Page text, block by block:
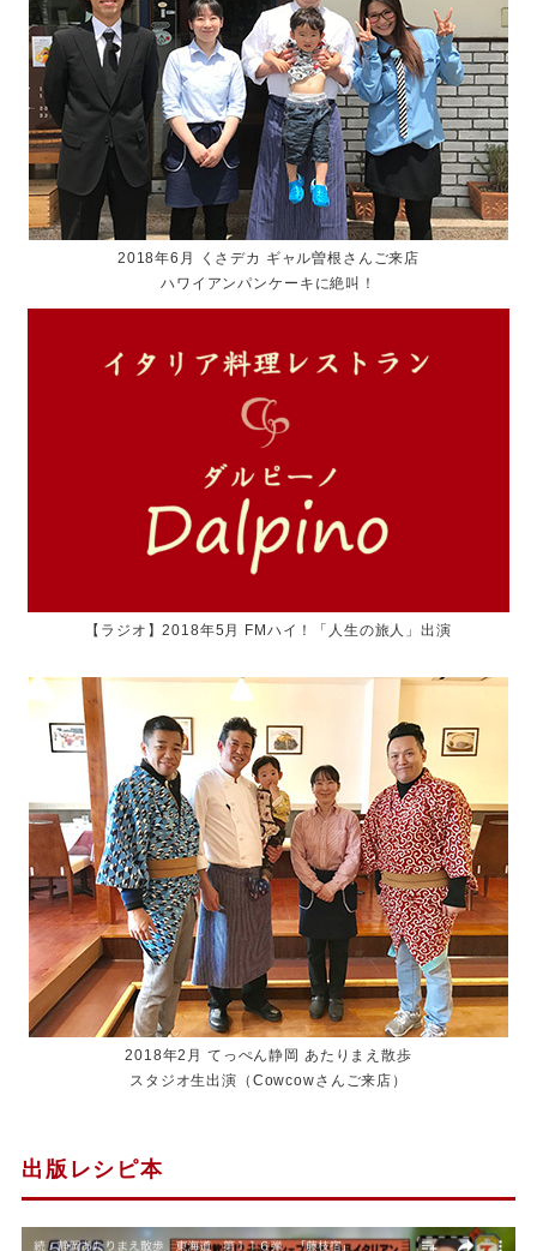
2018年6月 くさデカ ギャル曽根さんご来店
ハワイアンパンケーキに絶叫！
【ラジオ】2018年5月 FMハイ！「人生の旅人」出演
2018年2月 てっぺん静岡 あたりまえ散歩
スタジオ生出演（Cowcowさんご来店）
出版レシピ本